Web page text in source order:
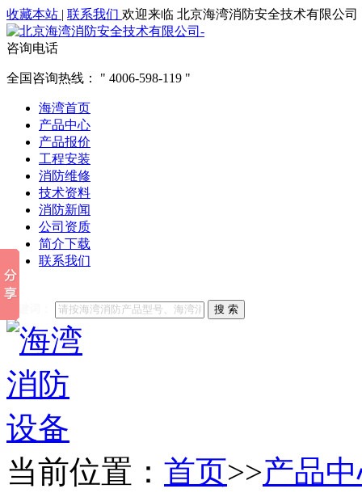
收藏本站 | 联系我们 欢迎来临 北京海湾消防安全技术有限公司
咨询电话
全国咨询热线： 4006-598-119
海湾首页
产品中心
产品报价
工程安装
消防维修
技术资料
消防新闻
公司资质
简介下载
联系我们
他们都在搜索:
搜 索
当前位置： 首页>>产品